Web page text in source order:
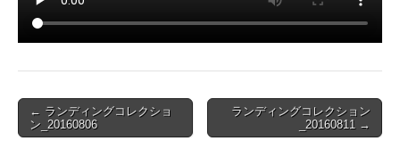
Post
navigation
← ランディングコレクショ
ン_20160806
ランディングコレクション
_20160811 →